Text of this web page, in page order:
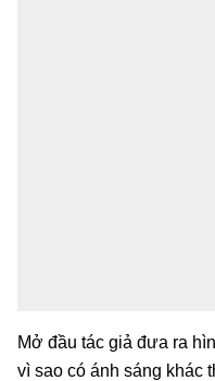
Mở đầu tác giả đưa ra
vì sao có ánh sáng khác